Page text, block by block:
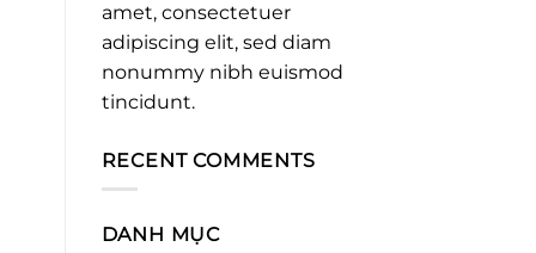
amet, consectetuer
adipiscing elit, sed diam
nonummy nibh euismod
tincidunt.
RECENT COMMENTS
DANH MỤC